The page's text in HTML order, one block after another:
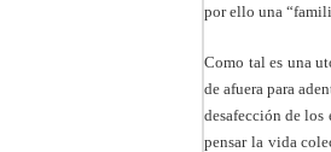
por ello una
Como tal es una
de afuera para
desafección de
pensar la vida